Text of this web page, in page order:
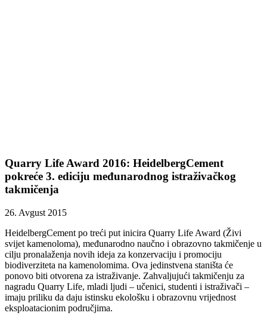
Quarry Life Award 2016: HeidelbergCement
pokreće 3. ediciju međunarodnog istraživačkog
takmičenja
26. Avgust 2015
HeidelbergCement po treći put inicira Quarry Life Award (Živi
svijet kamenoloma), međunarodno naučno i obrazovno takmičenje u
cilju pronalaženja novih ideja za konzervaciju i promociju
biodiverziteta na kamenolomima. Ova jedinstvena staništa će
ponovo biti otvorena za istraživanje. Zahvaljujući takmičenju za
nagradu Quarry Life, mladi ljudi – učenici, studenti i istraživači –
imaju priliku da daju istinsku ekološku i obrazovnu vrijednost
eksploatacionim područjima.